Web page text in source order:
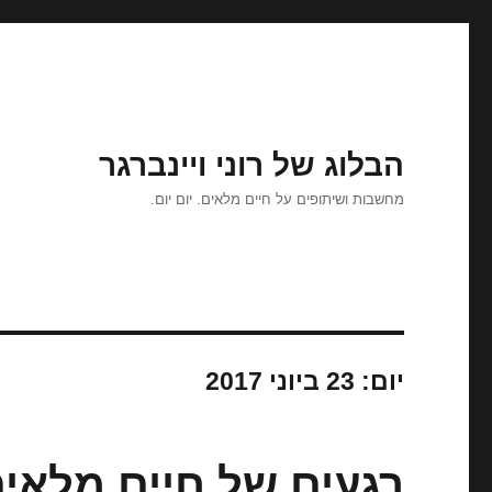
הבלוג של רוני ויינברגר
מחשבות ושיתופים על חיים מלאים. יום יום.
יום: 23 ביוני 2017